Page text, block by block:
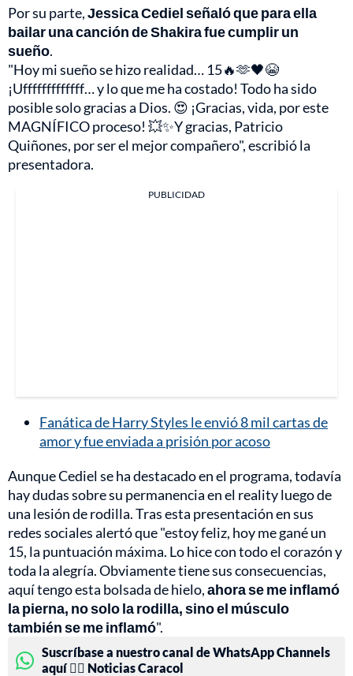
Por su parte,Jessica Cediel señaló que para ella
bailar una canción de Shakira fue cumplir un
sueño.
"Hoy mi sueño se hizo realidad… 15🔥🫶🖤😭
¡Ufffffffffffff… y lo que me ha costado! Todo ha sido
posible solo gracias a Dios. 😍 ¡Gracias, vida, por este
MAGNÍFICO proceso! 💥✨Y gracias, Patricio
Quiñones, por ser el mejor compañero", escribió la
presentadora.
PUBLICIDAD
Fanática de Harry Styles le envió 8 mil cartas de
amor y fue enviada a prisión por acoso
Aunque Cediel se ha destacado en el programa, todavía
hay dudas sobre su permanencia en el reality luego de
una lesión de rodilla. Tras esta presentación en sus
redes sociales alertó que "estoy feliz, hoy me gané un
15, la puntuación máxima. Lo hice con todo el corazón y
toda la alegría. Obviamente tiene sus consecuencias,
aquí tengo esta bolsada de hielo,ahora se me inflamó
la pierna, no solo la rodilla, sino el músculo
también se me inflamó".
Suscríbase a nuestro canal de WhatsApp Channels
aquí 👉🏻 Noticias Caracol